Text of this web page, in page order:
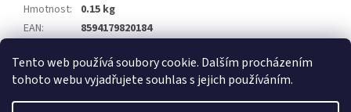
Tento web používá soubory cookie. Dalším procházením
tohoto webu vyjadřujete souhlas s jejich používáním.
Hmotnost:
0.15 kg
EAN:
8594179820184